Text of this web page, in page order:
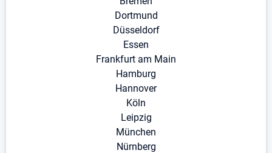
Dortmund
Düsseldorf
Essen
Frankfurt am Main
Hamburg
Hannover
Köln
Leipzig
München
Nürnberg